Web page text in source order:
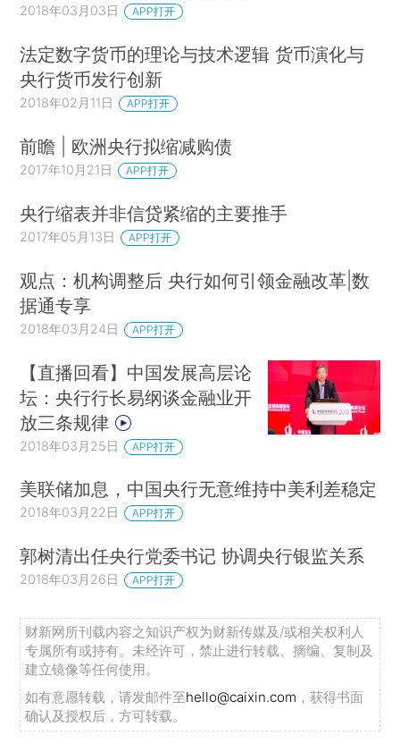
2018年03月03日 APP打开
法定数字货币的理论与技术逻辑 货币演化与
央行货币发行创新
2018年02月11日 APP打开
前瞻 | 欧洲央行拟缩减购债
2017年10月21日 APP打开
央行缩表并非信贷紧缩的主要推手
2017年05月13日 APP打开
观点：机构调整后 央行如何引领金融改革|数
据通专享
2018年03月24日 APP打开
【直播回看】中国发展高层论
坛：央行行长易纲谈金融业开
放三条规律
2018年03月25日 APP打开
美联储加息，中国央行无意维持中美利差稳定
2018年03月22日 APP打开
郭树清出任央行党委书记 协调央行银监关系
2018年03月26日 APP打开
财新网所刊载内容之知识产权为财新传媒及/或相关权利人
专属所有或持有。未经许可，禁止进行转载、摘编、复制及
建立镜像等任何使用。
如有意愿转载，请发邮件至hello@caixin.com ，获得书面
确认及授权后，方可转载。